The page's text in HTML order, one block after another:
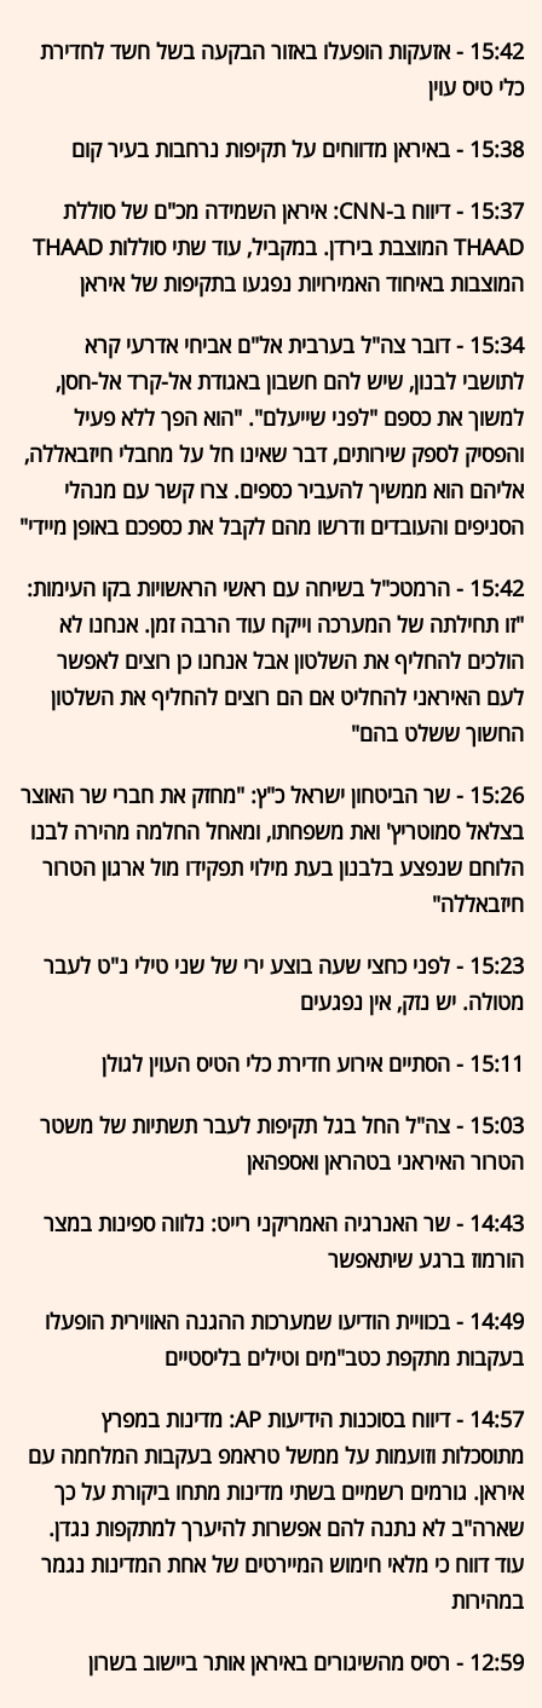
15:42 - אזעקות הופעלו באזור הבקעה בשל חשד לחדירת
כלי טיס עוין
15:38 - באיראן מדווחים על תקיפות נרחבות בעיר קום
15:37 - דיווח ב-CNN: איראן השמידה מכ"ם של סוללת
THAAD המוצבת בירדן. במקביל, עוד שתי סוללות THAAD
המוצבות באיחוד האמירויות נפגעו בתקיפות של איראן
15:34 - דובר צה"ל בערבית אל"ם אביחי אדרעי קרא
לתושבי לבנון, שיש להם חשבון באגודת אל-קרד אל-חסן,
למשוך את כספם "לפני שייעלם". "הוא הפך ללא פעיל
והפסיק לספק שירותים, דבר שאינו חל על מחבלי חיזבאללה,
אליהם הוא ממשיך להעביר כספים. צרו קשר עם מנהלי
הסניפים והעובדים ודרשו מהם לקבל את כספכם באופן מיידי"
15:42 - הרמטכ"ל בשיחה עם ראשי הראשויות בקו העימות:
"זו תחילתה של המערכה וייקח עוד הרבה זמן. אנחנו לא
הולכים להחליף את השלטון אבל אנחנו כן רוצים לאפשר
לעם האיראני להחליט אם הם רוצים להחליף את השלטון
החשוך ששלט בהם"
15:26 - שר הביטחון ישראל כ"ץ: "מחזק את חברי שר האוצר
בצלאל סמוטריץ' ואת משפחתו, ומאחל החלמה מהירה לבנו
הלוחם שנפצע בלבנון בעת מילוי תפקידו מול ארגון הטרור
חיזבאללה"
15:23 - לפני כחצי שעה בוצע ירי של שני טילי נ"ט לעבר
מטולה. יש נזק, אין נפגעים
15:11 - הסתיים אירוע חדירת כלי הטיס העוין לגולן
15:03 - צה"ל החל בגל תקיפות לעבר תשתיות של משטר
הטרור האיראני בטהראן ואספהאן
14:43 - שר האנרגיה האמריקני רייט: נלווה ספינות במצר
הורמוז ברגע שיתאפשר
14:49 - בכוויית הודיעו שמערכות ההגנה האווירית הופעלו
בעקבות מתקפת כטב"מים וטילים בליסטיים
14:57 - דיווח בסוכנות הידיעות AP: מדינות במפרץ
מתוסכלות וזועמות על ממשל טראמפ בעקבות המלחמה עם
איראן. גורמים רשמיים בשתי מדינות מתחו ביקורת על כך
שארה"ב לא נתנה להם אפשרות להיערך למתקפות נגדן.
עוד דווח כי מלאי חימוש המיירטים של אחת המדינות נגמר
במהירות
12:59 - רסיס מהשיגורים באיראן אותר ביישוב בשרון